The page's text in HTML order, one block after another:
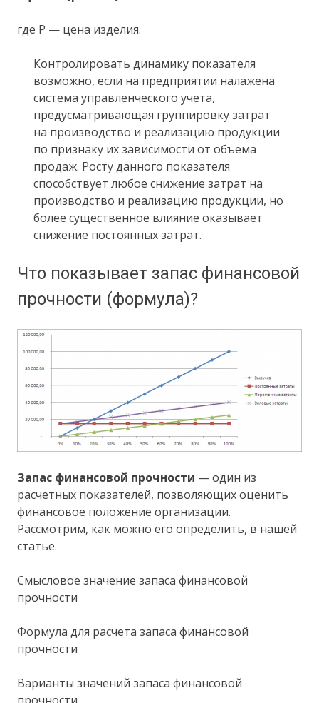
где P — цена изделия.
Контролировать динамику показателя
возможно, если на предприятии налажена
система управленческого учета,
предусматривающая группировку затрат
на производство и реализацию продукции
по признаку их зависимости от объема
продаж. Росту данного показателя
способствует любое снижение затрат на
производство и реализацию продукции, но
более существенное влияние оказывает
снижение постоянных затрат.
Что показывает запас финансовой
прочности (формула)?
Запас финансовой прочности — один из
расчетных показателей, позволяющих оценить
финансовое положение организации.
Рассмотрим, как можно его определить, в нашей
статье.
Смысловое значение запаса финансовой
прочности
Формула для расчета запаса финансовой
прочности
Варианты значений запаса финансовой